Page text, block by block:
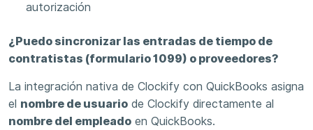
autorización
¿Puedo sincronizar las entradas de tiempo de
contratistas (formulario 1099) o proveedores?
La integración nativa de Clockify con QuickBooks asigna
el nombre de usuario de Clockify directamente al
nombre del empleado en QuickBooks.